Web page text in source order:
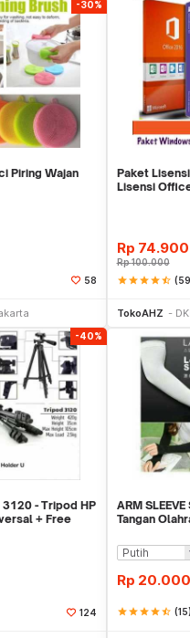
-30%
Piring Wajan
58
Paket
Lisensi
Rp 74.900
Rp100.000
starstarstarstarstar_half
TokoAHZ
-40%
- Tripod HP
+ Free
124
ARM
Tangan
Rp 20.000
starstarstarstarstar_half (15)